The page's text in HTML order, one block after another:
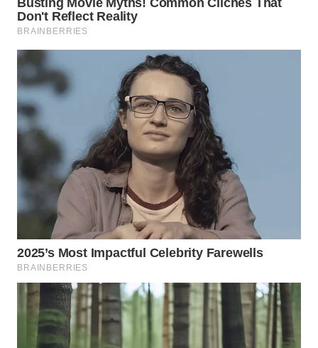
MALUKU
DAIRI
DANAU
TOBA
WN
LANGKAT
WN
TAPANULI